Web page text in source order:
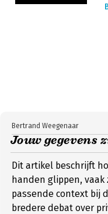
Jouw gegevens
Bertrand Weegenaar
Dit artikel beschrijft
handen glippen,
passende context bij
bredere debat over